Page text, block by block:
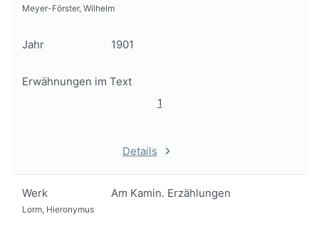
Meyer-Förster, Wilhelm
Jahr 1901
Erwähnungen im Text
1
Details
Werk Am Kamin. Erzählungen
Lorm, Hieronymus